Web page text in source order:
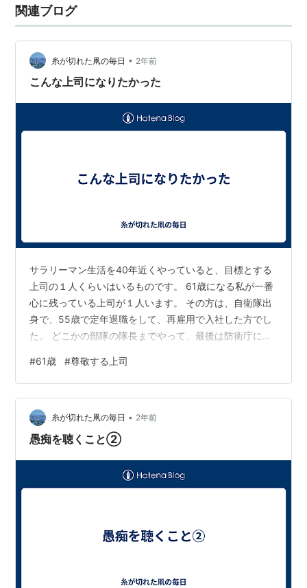
関連ブログ
糸が切れた凧の毎日 • 2年前
こんな上司になりたかった
サラリーマン生活を40年近くやっていると、目標とする
上司の１人くらいはいるものです。 61歳になる私が一番
心に残っている上司が１人います。 その方は、自衛隊出
身で、55歳で定年退職をして、再雇用で入社した方でし
た。 どこかの部隊の隊長までやって、最後は防衛庁に勤
っかりする礼儀正しい方でした。 私と一緒の部署で勤務
していたときは、その方はすでに60歳くらいでした。 私
は30歳代後半で一番仕事に精力的に取り組んでいたとき
でした。 血気盛んな時期ですから、勢いで仕事をしてい
たこともあり、他の部署の方と衝突したり、失敗するこ
#61歳 #尊敬する上司
糸が切れた凧の毎日 • 2年前
愚痴を聴くこと②